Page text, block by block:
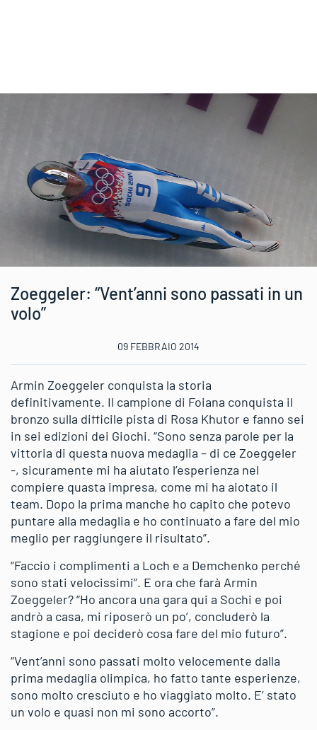
Zoeggeler: “Vent’anni sono passati in un
volo”
09 FEBBRAIO 2014
Armin Zoeggeler conquista la storia
definitivamente. Il campione di Foiana conquista il
bronzo sulla difficile pista di Rosa Khutor e fanno sei
in sei edizioni dei Giochi. “Sono senza parole per la
vittoria di questa nuova medaglia – di ce Zoeggeler
-, sicuramente mi ha aiutato l’esperienza nel
compiere quasta impresa, come mi ha aiotato il
team. Dopo la prima manche ho capito che potevo
puntare alla medaglia e ho continuato a fare del mio
meglio per raggiungere il risultato”.
“Faccio i complimenti a Loch e a Demchenko perché
sono stati velocissimi”. E ora che farà Armin
Zoeggeler? “Ho ancora una gara qui a Sochi e poi
andrò a casa, mi riposerò un po’, concluderò la
stagione e poi deciderò cosa fare del mio futuro”.
“Vent’anni sono passati molto velocemente dalla
prima medaglia olimpica, ho fatto tante esperienze,
sono molto cresciuto e ho viaggiato molto. E’ stato
un volo e quasi non mi sono accorto”.